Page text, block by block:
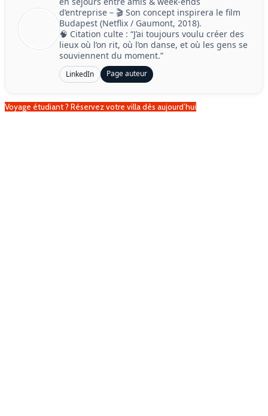
d’entreprise – 🎬 Son concept inspirera le film
Budapest (Netflix / Gaumont, 2018).
🧠 Citation culte : “J’ai toujours voulu créer des
lieux où l’on rit, où l’on danse, et où les gens se
souviennent du moment.”
LinkedIn Page auteur
Voyage étudiant ? Réservez votre villa dès aujourd’hui